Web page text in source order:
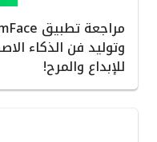
وتوليد فن الذكاء
للإبداع والمرح!